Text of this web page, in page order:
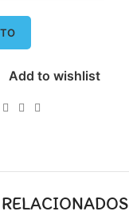
Add to wishlist